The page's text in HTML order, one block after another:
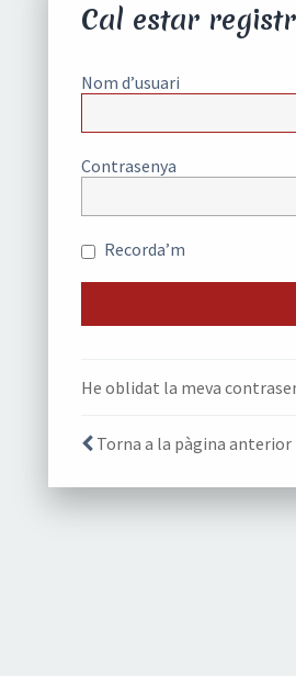
Cal estar
Nom d’usuari
Contrasenya
Recorda’m
He oblidat la meva
Torna a la pàgina anterior